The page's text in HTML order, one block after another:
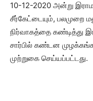
10-12-2020 அன்று
சீர்கேட்டையும், பலமுறை
நிர்வாகத்தை கண்டித்து
சார்பில் கண்டன
முற்றுகை செய்யப்பட்டது.